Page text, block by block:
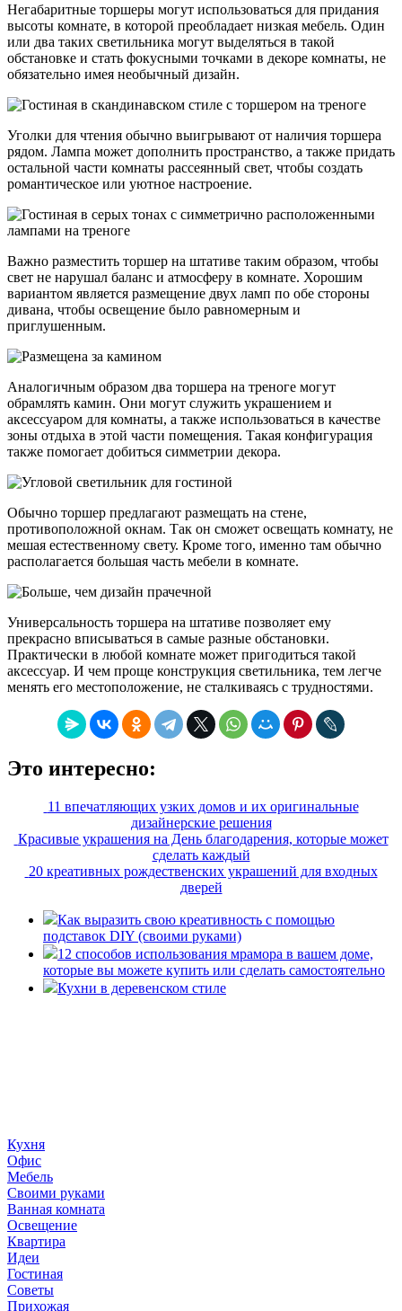
Негабаритные торшеры могут использоваться для придания
высоты комнате, в которой преобладает низкая мебель. Один
или два таких светильника могут выделяться в такой
обстановке и стать фокусными точками в декоре комнаты, не
обязательно имея необычный дизайн.
Уголки для чтения обычно выигрывают от наличия торшера
рядом. Лампа может дополнить пространство, а также придать
остальной части комнаты рассеянный свет, чтобы создать
романтическое или уютное настроение.
Важно разместить торшер на штативе таким образом, чтобы
свет не нарушал баланс и атмосферу в комнате. Хорошим
вариантом является размещение двух ламп по обе стороны
дивана, чтобы освещение было равномерным и
приглушенным.
Аналогичным образом два торшера на треноге могут
обрамлять камин. Они могут служить украшением и
аксессуаром для комнаты, а также использоваться в качестве
зоны отдыха в этой части помещения. Такая конфигурация
также помогает добиться симметрии декора.
Обычно торшер предлагают размещать на стене,
противоположной окнам. Так он сможет освещать комнату, не
мешая естественному свету. Кроме того, именно там обычно
располагается большая часть мебели в комнате.
Универсальность торшера на штативе позволяет ему
прекрасно вписываться в самые разные обстановки.
Практически в любой комнате может пригодиться такой
аксессуар. И чем проще конструкция светильника, тем легче
менять его местоположение, не сталкиваясь с трудностями.
Это интересно:
11 впечатляющих узких домов и их оригинальные
дизайнерские решения
Красивые украшения на День благодарения, которые может
сделать каждый
20 креативных рождественских украшений для входных
дверей
Как выразить свою креативность с помощью
подставок DIY (своими руками)
12 способов использования мрамора в вашем доме,
которые вы можете купить или сделать самостоятельно
Кухни в деревенском стиле
Кухня
Офис
Мебель
Своими руками
Ванная комната
Освещение
Квартира
Идеи
Гостиная
Советы
Прихожая